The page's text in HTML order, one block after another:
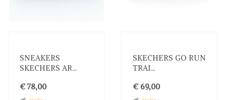
SNEAKERS
SKECHERS AR...
€ 78,00
SKECHERS GO RUN
TRAI...
€ 69,00